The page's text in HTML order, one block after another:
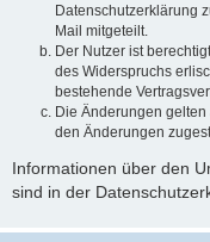
Datenschutzerklärung
Mail mitgeteilt.
Der Nutzer ist
des Widerspruchs
bestehende
Die Änderungen
den Änderungen
Informationen über den
sind in der